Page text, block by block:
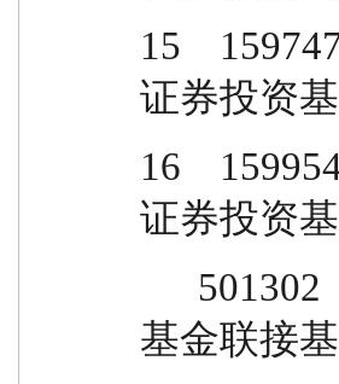
15
证券投资
16
证券投资
基金联接